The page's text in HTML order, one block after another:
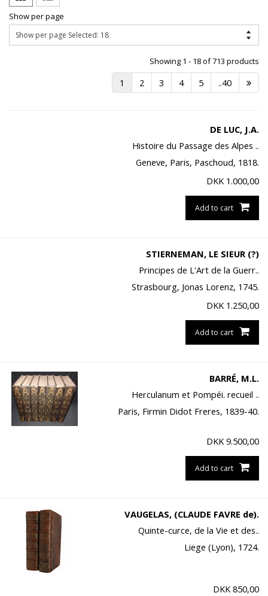
Show per page
Showing 1 - 18 of 713 products
1 2 3 4 5 ..40
DE LUC, J.A.
Histoire du Passage des Alpes ..
Geneve, Paris, Paschoud, 1818.
DKK 1.000,00
Add to cart
STIERNEMAN, LE SIEUR (?)
Principes de L'Art de la Guerr..
Strasbourg, Jonas Lorenz, 1745.
DKK 1.250,00
Add to cart
BARRÉ, M.L.
Herculanum et Pompéi. recueil ..
Paris, Firmin Didot Freres, 1839-40.
DKK 9.500,00
Add to cart
VAUGELAS, (CLAUDE FAVRE de).
Quinte-curce, de la Vie et des..
Liege (Lyon), 1724.
DKK 850,00